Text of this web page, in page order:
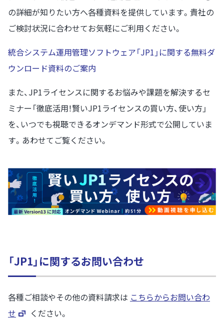
の詳細が知りたい方へ各種資料を提供しています。貴社の
ご検討状況に合わせてお気軽にご利用ください。
統合システム運用管理ソフトウェア「JP1」に関する無料ダ
ウンロード資料のご案内
また、JP1ライセンスに関するお悩みや課題を解決するセ
ミナー「徹底活用！賢いJP1ライセンスの買い方、使い方」
を、いつでも視聴できるオンデマンド形式で公開していま
す。あわせてご覧ください。
「JP1」に関するお問い合わせ
各種ご相談やその他の資料請求は こちらからお問い合わ
せ
ください。